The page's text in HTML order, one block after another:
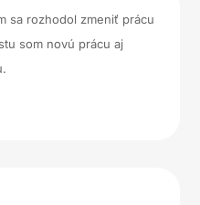
sa rozhodol zmeniť prácu
som novú prácu aj